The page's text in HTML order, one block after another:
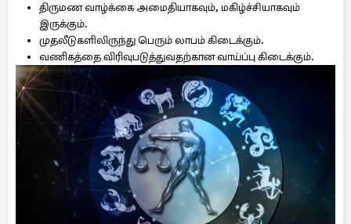
திருமண வாழ்க்கை அமைதியாகவும், மகிழ்ச்சியாகவும்
இருக்கும்.
முதலீடுகளிலிருந்து பெரும் லாபம் கிடைக்கும்.
வணிகத்தை விரிவுபடுத்துவதற்கான வாய்ப்பு கிடைக்கும்.